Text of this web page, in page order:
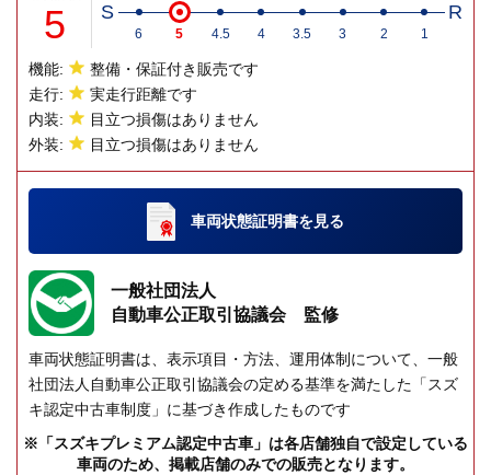
5 S R
6 5 4.5 4 3.5 3 2 1
機能:
整備・保証付き販売です
走行:
実走行距離です
内装:
目立つ損傷はありません
外装:
目立つ損傷はありません
車両状態証明書を見る
一般社団法人
自動車公正取引協議会 監修
車両状態証明書は、表示項目・方法、運用体制について、一般
社団法人自動車公正取引協議会の定める基準を満たした「スズ
キ認定中古車制度」に基づき作成したものです
※「スズキプレミアム認定中古車」は各店舗独自で設定している
車両のため、掲載店舗のみでの販売となります。